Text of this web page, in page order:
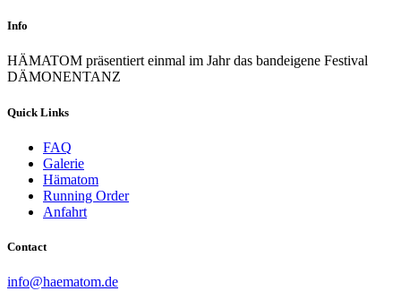
Info
HÄMATOM präsentiert einmal im Jahr das bandeigene Festival
DÄMONENTANZ
Quick Links
FAQ
Galerie
Hämatom
Running Order
Anfahrt
Contact
info@haematom.de